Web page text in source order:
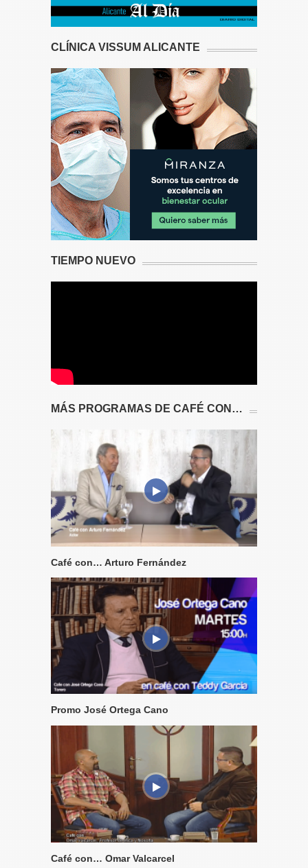
CLÍNICA VISSUM ALICANTE
TIEMPO NUEVO
MÁS PROGRAMAS DE CAFÉ CON…
Café con… Arturo Fernández
Promo José Ortega Cano
Café con… Omar Valcarcel